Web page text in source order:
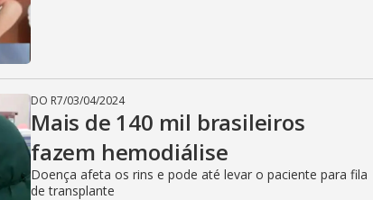
DO R7/03/04/2024
Mais de 140 mil brasileiros
fazem hemodiálise
Doença afeta os rins e pode até levar o paciente para fila
de transplante